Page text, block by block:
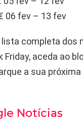
fev – 13 fev
completa dos
Friday, aceda ao
a sua próxima
Notícias